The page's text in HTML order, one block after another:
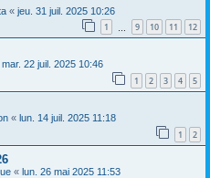
« jeu. 31 juil. 2025 10:26
1 9 10 11 12
mar. 22 juil. 2025 10:46
1 2 3 4 5
« lun. 14 juil. 2025 11:18
1 2
« lun. 26 mai 2025 11:53